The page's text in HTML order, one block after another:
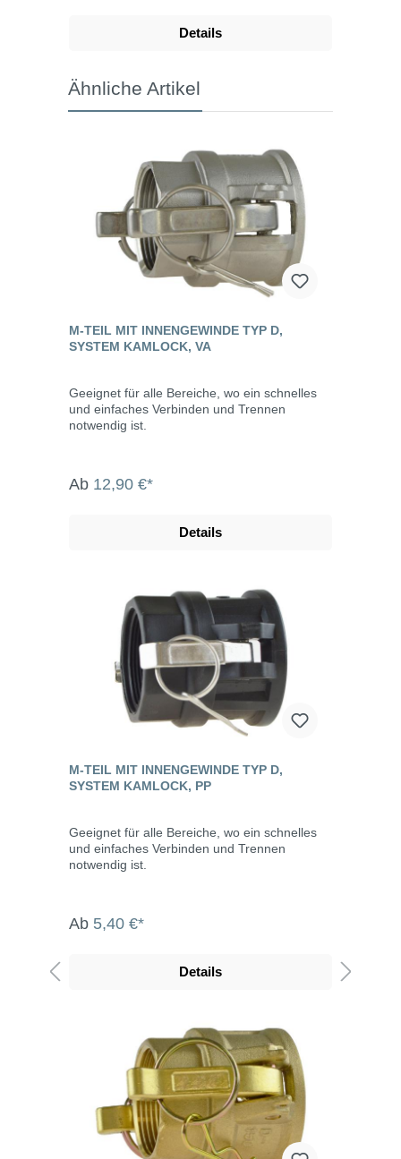
Details
Ähnliche Artikel
M-TEIL MIT INNENGEWINDE TYP D,
SYSTEM KAMLOCK, VA
Geeignet für alle Bereiche, wo ein schnelles
und einfaches Verbinden und Trennen
notwendig ist.
Ab 12,90 €*
Details
M-TEIL MIT INNENGEWINDE TYP D,
SYSTEM KAMLOCK, PP
Geeignet für alle Bereiche, wo ein schnelles
und einfaches Verbinden und Trennen
notwendig ist.
Ab 5,40 €*
Details